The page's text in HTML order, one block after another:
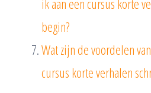
ik aan een cursus korte
begin?
Wat zijn de voordelen
cursus korte verhalen